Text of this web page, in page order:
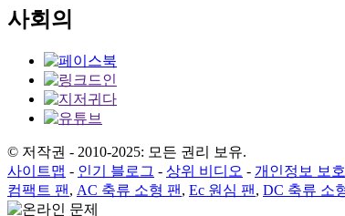
사회의
© 저작권 - 2010-2025: 모든 권리 보유.
사이트맵 - 인기 블로그 - 상위 비디오 - 개인정보 보
컴팩트 팬 , AC 축류 소형 팬 , Ec 원심 팬 , DC 축류 소